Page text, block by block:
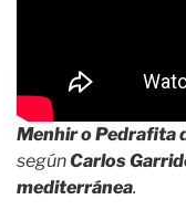
Menhir o Pedrafita
segúnCarlos
mediterránea.